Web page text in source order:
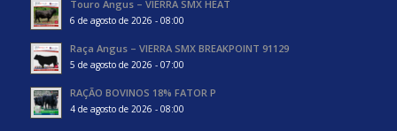
Touro Angus – VIERRA SMX HEAT
6 de agosto de 2026 - 08:00
Raça Angus – VIERRA SMX BREAKPOINT 91129
5 de agosto de 2026 - 07:00
RAÇÃO BOVINOS 18% FATOR P
4 de agosto de 2026 - 08:00